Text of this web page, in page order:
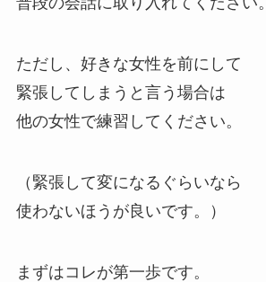
ただし、好きな女性を前にして
緊張してしまうと言う場合は
他の女性で練習してください。
（緊張して変になるぐらいなら
使わないほうが良いです。）
まずはコレが第一歩です。